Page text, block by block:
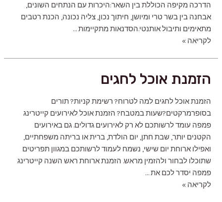
הדרכה מקיפה הכוללת בין השאר:היכרות עם הנתחים השונים,
אבחנה בין בשר טרי ומיושן, חיתוך נכון, צליה נכונה, הכנת רטבים
מתאימים ותיבול אותנטי.הסדנאות מתקיימות …
סדנאות
(אסאדורים)
לקריאה »
הזמנת אוכל לחגים
הזמנת אוכל לחגים למה לטרוח? רשימת קניות? תורים
בסופרמרקטים?שעות במטבח? הזמנת אוכל לאירועים קייטרינג
פמפה עומד לרשותכם לא רק לאירועים גדולים. גם באירועים
הקטנים יותר, שבת חתן, יום הולדת, ברית או בריתה משפחתיים,
ואפילו ארוחת יום שישי, נשמח לעמוד לרשותכם במגוון תפריטים
שתוכלו לבחור ולהזמין מראש. הזמנת ארוחת ראש השנה קייטרינג
פמפה יסדר לכם את …
הזמנת
לקריאה »